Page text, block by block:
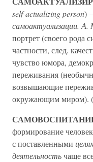
self-actualizing person)
самоактуализации. А.
портрет (своего
частности, след.
чувство юмора,
переживания
возвышающие
окружающим миром).
формирование
с поставленными
деятельностьчаще